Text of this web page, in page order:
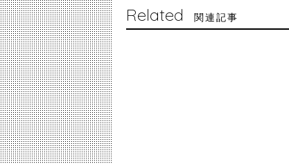
Related 関連記事